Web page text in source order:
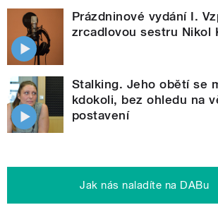
Prázdninové vydání I.
zrcadlovou sestru Nikol
Stalking. Jeho obětí se
kdokoli, bez ohledu na
postavení
Jak nás naladíte na DABu